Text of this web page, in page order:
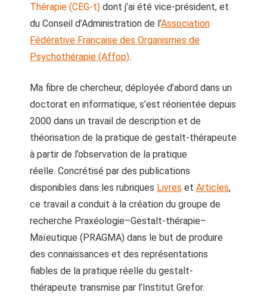
Thérapie (CEG-t) dont j’ai été vice-président, et
du Conseil d’Administration de l’Association
Fédérative Française des Organismes de
Psychothérapie (Affop).
Ma fibre de chercheur, déployée d’abord dans un
doctorat en informatique, s’est réorientée depuis
2000 dans un travail de description et de
théorisation de la pratique de gestalt-thérapeute
à partir de l’observation de la pratique
réelle. Concrétisé par des publications
disponibles dans les rubriques Livres et Articles,
ce travail a conduit à la création du groupe de
recherche Praxéologie–Gestalt-thérapie–
Maïeutique (PRAGMA) dans le but de produire
des connaissances et des représentations
fiables de la pratique réelle du gestalt-
thérapeute transmise par l’Institut Grefor.